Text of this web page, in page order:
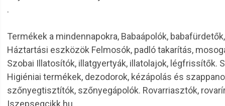
.
Termékek a mindennapokra, Babaápolók,
Háztartási eszközök Felmosók, padló takarítás,
Szobai Illatosítók, illatgyertyák, illatolajok,
Higiéniai termékek, dezodorok, kézápolás és
szőnyegtisztítók, szőnyegápolók. Rovarriasztók,
|szepsegcikk.hu